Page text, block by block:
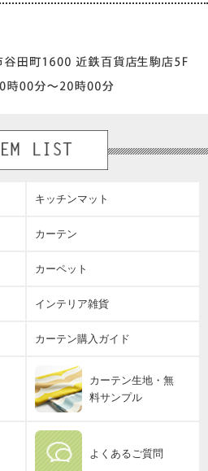
キッチンマット
カーテン
カーペット
インテリア雑貨
カーテン購入ガイド
カーテン生地・無
料サンプル
よくあるご質問